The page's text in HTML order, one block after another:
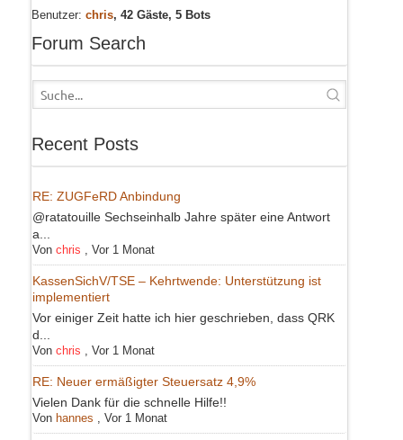
Benutzer: chris, 42 Gäste, 5 Bots
Forum Search
Recent Posts
RE: ZUGFeRD Anbindung
@ratatouille Sechseinhalb Jahre später eine Antwort
a...
Von chris Vor 1 Monat
KassenSichV/TSE – Kehrtwende: Unterstützung ist
implementiert
Vor einiger Zeit hatte ich hier geschrieben, dass QRK
d...
Von chris Vor 1 Monat
RE: Neuer ermäßigter Steuersatz 4,9%
Vielen Dank für die schnelle Hilfe!!
Von hannes Vor 1 Monat